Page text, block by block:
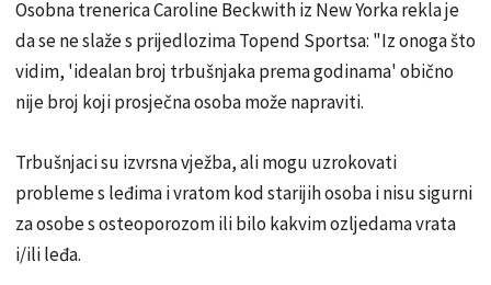
Osobna trenerica Caroline Beckwith iz New Yorka rekla je
da se ne slaže s prijedlozima Topend Sportsa: "Iz onoga što
vidim, 'idealan broj trbušnjaka prema godinama' obično
nije broj koji prosječna osoba može napraviti.
Trbušnjaci su izvrsna vježba, ali mogu uzrokovati
probleme s leđima i vratom kod starijih osoba i nisu sigurni
za osobe s osteoporozom ili bilo kakvim ozljedama vrata
i/ili leđa.